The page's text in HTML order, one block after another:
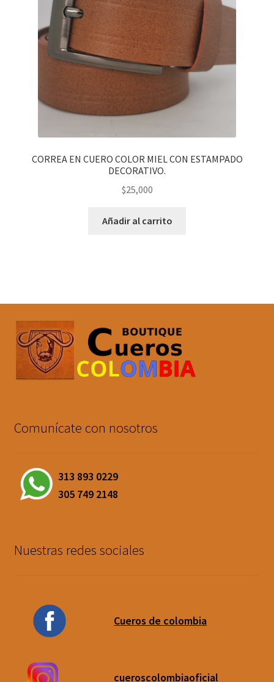
CORREA EN CUERO COLOR MIEL CON ESTAMPADO
DECORATIVO.
$25,000
Añadir al carrito
Comunícate con nosotros
313 893 0229
305 749 2148
Nuestras redes sociales
Cueros de colombia
cueroscolombiaoficial